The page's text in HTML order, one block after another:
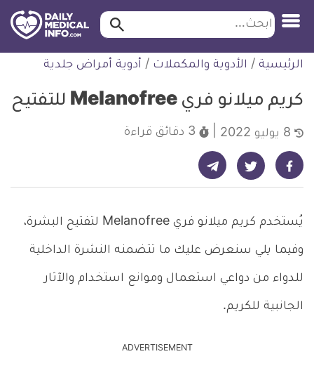
التخطي
للمحتوى
طبية
ابحث ابحث…
الرئيسية / الأدوية والمكملات / أدوية أمراض جلدية
كريم ميلانو فري Melanofree للتفتيح
3 دقائق قراءة
شارك على فيسبوك - ديلي ميديكال انفو شارك على تويتر - ديلي ميديكال انفو شارك على تيليجرام - ديلي ميديكال انفو
يُستخدم كريم ميلانو فري Melanofree لتفتيح البشرة،
وفيما يلي سنعرض عليك ما تتضمنه النشرة الداخلية
للدواء من دواعي استعمال وموانع استخدام والآثار
الجانبية للكريم.
ADVERTISEMENT